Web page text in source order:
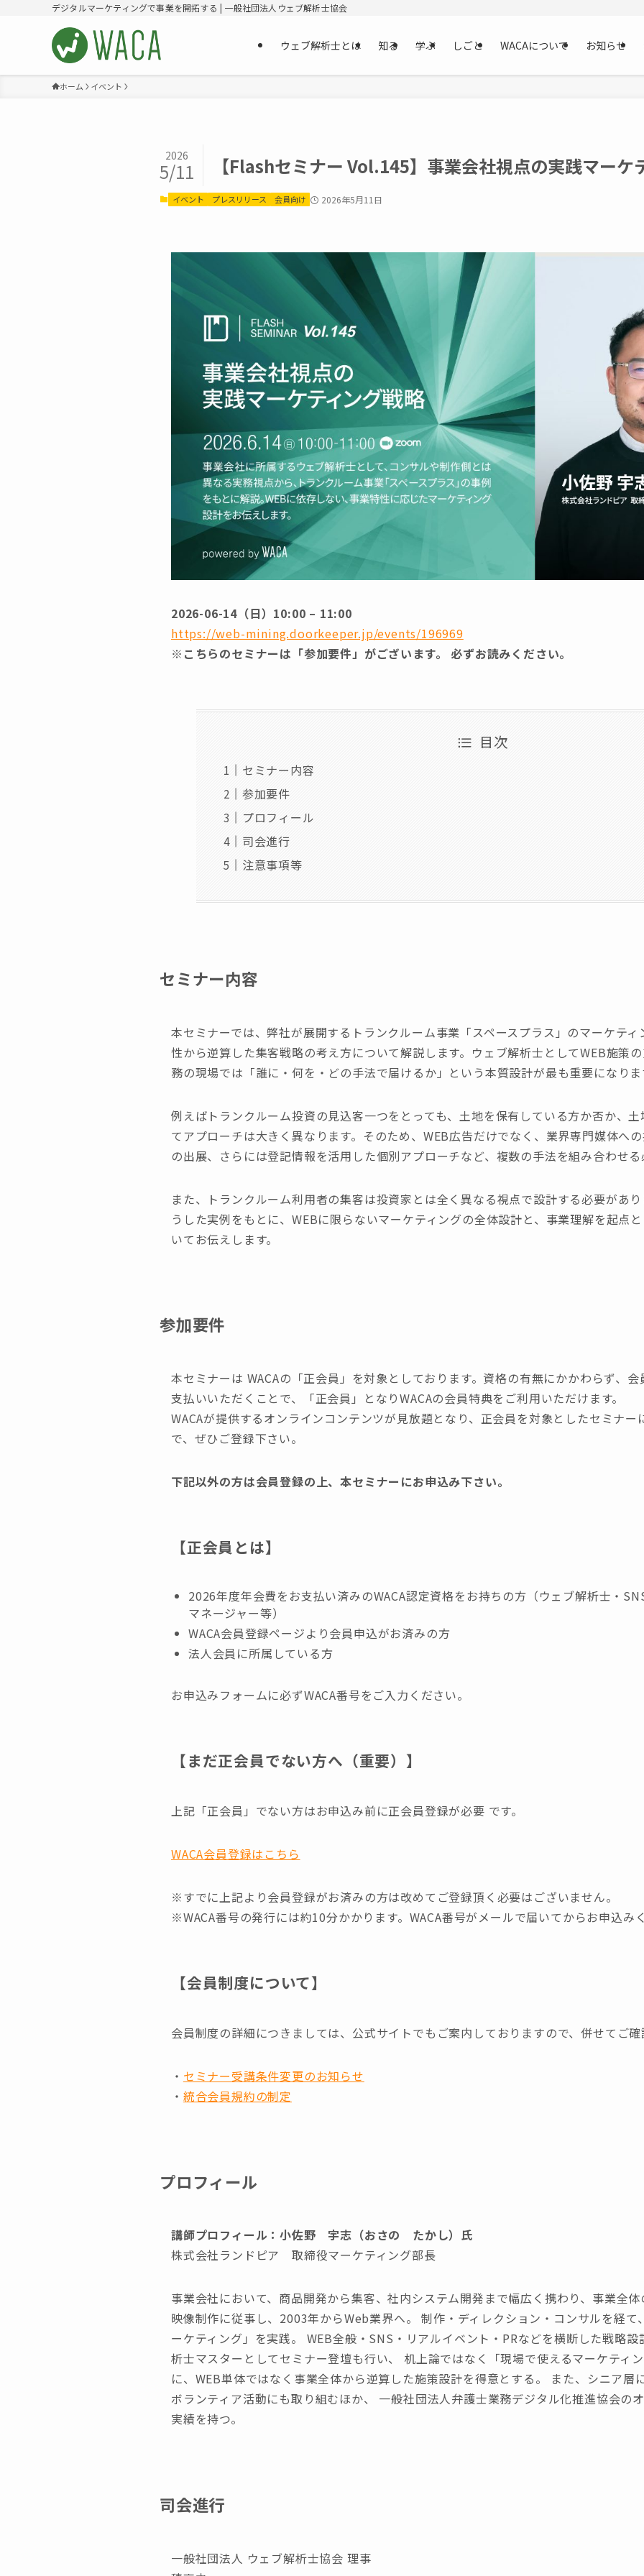
デジタルマーケティングで事業を開拓する | 一般社団法人ウェブ解析士協会
ウェブ解析士とは 知る 学ぶ しごと WACAについて お知らせ
ホーム イベント
【Flashセミナー Vol.145】事業会社視点の実践マーケ
2026
5/11
イベント プレスリリース 会員向け 2026年5月11日
2026-06-14（日）10:00 – 11:00
https://web-mining.doorkeeper.jp/events/196969
※ こちらのセミナーは「参加要件」がございます。 必ずお読みください。
目次
セミナー内容
参加要件
プロフィール
司会進行
注意事項等
セミナー内容
本セミナーでは、弊社が展開するトランクルーム事業「スペースプラス」のマーケテ
性から逆算した集客戦略の考え方について解説します。ウェブ解析士としてWEB施策
務の現場では「誰に・何を・どの手法で届けるか」という本質設計が最も重要になりま
例えばトランクルーム投資の見込客一つをとっても、土地を保有している方か否か、
てアプローチは大きく異なります。そのため、WEB広告だけでなく、業界専門媒体へ
の出展、さらには登記情報を活用した個別アプローチなど、複数の手法を組み合わせる
また、トランクルーム利用者の集客は投資家とは全く異なる視点で設計する必要があ
うした実例をもとに、WEBに限らないマーケティングの全体設計と、事業理解を起点
いてお伝えします。
参加要件
本セミナーは WACAの「正会員」を対象としております。資格の有無にかかわらず、
支払いいただくことで、「正会員」となりWACAの会員特典をご利用いただけます。
WACAが提供するオンラインコンテンツが見放題となり、正会員を対象としたセミナ
で、ぜひご登録下さい。
下記以外の方は会員登録の上、本セミナーにお申込み下さい。
【正会員とは】
2026年度年会費をお支払い済みのWACA認定資格をお持ちの方（ウェブ解析士・
マネージャー等）
WACA会員登録ページより会員申込がお済みの方
法人会員に所属している方
お申込みフォームに必ずWACA番号をご入力ください。
【まだ正会員でない方へ（重要）】
上記「正会員」でない方はお申込み前に正会員登録が必要 です。
WACA会員登録はこちら
※すでに上記より会員登録がお済みの方は改めてご登録頂く必要はございません。
※WACA番号の発行には約10分かかります。WACA番号がメールで届いてからお申込み
【会員制度について】
会員制度の詳細につきましては、公式サイトでもご案内しておりますので、併せてご確
・ セミナー受講条件変更のお知らせ
・ 統合会員規約の制定
プロフィール
講師プロフィール：小佐野 宇志（おさの たかし）氏
株式会社ランドピア 取締役マーケティング部長
事業会社において、商品開発から集客、社内システム開発まで幅広く携わり、事業全
映像制作に従事し、2003年からWeb業界へ。 制作・ディレクション・コンサルを経て
ーケティング」を実践。 WEB全般・SNS・リアルイベント・PRなどを横断した戦略
析士マスターとしてセミナー登壇も行い、 机上論ではなく「現場で使えるマーケティ
に、WEB単体ではなく事業全体から逆算した施策設計を得意とする。 また、シニア層
ボランティア活動にも取り組むほか、 一般社団法人弁護士業務デジタル化推進協会の
実績を持つ。
司会進行
一般社団法人 ウェブ解析士協会 理事